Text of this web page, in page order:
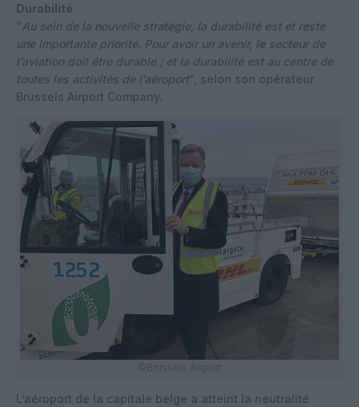
Durabilité
“Au sein de la nouvelle stratégie, la durabilité est et reste
une importante priorité. Pour avoir un avenir, le secteur de
l’aviation doit être durable ; et la durabilité est au centre de
toutes les activités de l’aéroport“, selon son opérateur
Brussels Airport Company.
©Brussels Airport
L’aéroport de la capitale belge a atteint la neutralité